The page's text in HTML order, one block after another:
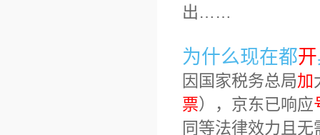
出……
为什么现在都开
因国家税务总局加
票），京东已响应
同等法律效力且